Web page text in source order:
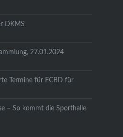
DKMS
27.01.2024
Termine für FCBD für
– So kommt die Sporthalle